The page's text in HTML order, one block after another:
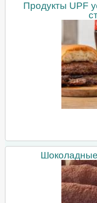
Продукты UPF
Шоколадные